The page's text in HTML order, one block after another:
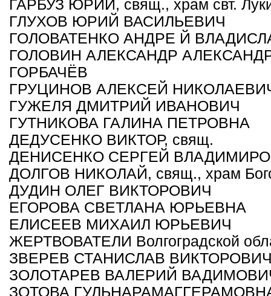
ГАРБУЗ ЮРИЙ, свящ., храм cвт.
ГЛУХОВ ЮРИЙ ВАСИЛЬЕВИЧ
ГОЛОВАТЕНКО АНДРЕ Й
ГОЛОВИН АЛЕКСАНДР
ГОРБАЧЁВ
ГРУЦИНОВ АЛЕКСЕЙ
ГУЖЕЛЯ ДМИТРИЙ ИВАНОВИЧ
ГУТНИКОВА ГАЛИНА ПЕТРОВНА
ДЕДУСЕНКО ВИКТОР, свящ.
ДЕНИСЕНКО СЕРГЕЙ
ДОЛГОВ НИКОЛАЙ, свящ., храм
ДУДИН ОЛЕГ ВИКТОРОВИЧ
ЕГОРОВА СВЕТЛАНА ЮРЬЕВНА
ЕЛИСЕЕВ МИХАИЛ ЮРЬЕВИЧ
ЖЕРТВОВАТЕЛИ Волгоградской
ЗВЕРЕВ СТАНИСЛАВ
ЗОЛОТАРЕВ ВАЛЕРИЙ
ЗОТОВА